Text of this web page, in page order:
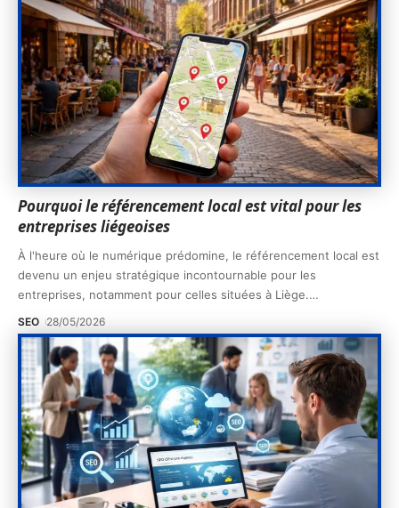
Pourquoi le référencement local est vital pour les
entreprises liégeoises
À l'heure où le numérique prédomine, le référencement local est
devenu un enjeu stratégique incontournable pour les
entreprises, notamment pour celles situées à Liège.…
SEO 28/05/2026